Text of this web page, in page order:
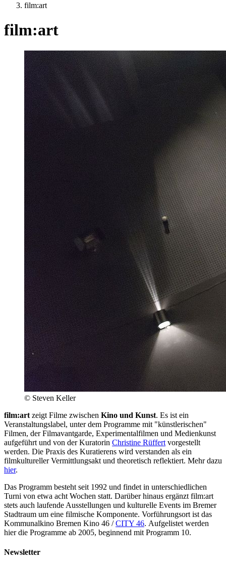
film:art
film:art
© Steven Keller
film:art zeigt Filme zwischen Kino und Kunst. Es ist ein
Veranstaltungslabel, unter dem Programme mit "künstlerischen"
Filmen, der Filmavantgarde, Experimentalfilmen und Medienkunst
aufgeführt und von der Kuratorin Christine Rüffert vorgestellt
werden. Die Praxis des Kuratierens wird verstanden als ein
filmkultureller Vermittlungsakt und theoretisch reflektiert. Mehr dazu
hier.
Das Programm besteht seit 1992 und findet in unterschiedlichen
Turni von etwa acht Wochen statt. Darüber hinaus ergänzt film:art
stets auch laufende Ausstellungen und kulturelle Events im Bremer
Stadtraum um eine filmische Komponente. Vorführungsort ist das
Kommunalkino Bremen Kino 46 /CITY 46. Aufgelistet werden
hier die Programme ab 2005, beginnend mit Programm 10.
Newsletter